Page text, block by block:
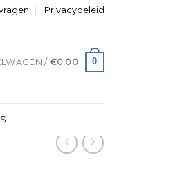
Privacybeleid
/€0.00 0